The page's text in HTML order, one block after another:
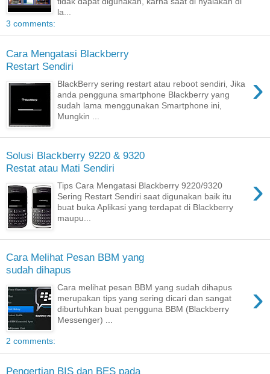
la...
3 comments:
Cara Mengatasi Blackberry
Restart Sendiri
›
BlackBerry sering restart atau reboot sendiri, Jika
anda pengguna smartphone Blackberry yang
sudah lama menggunakan Smartphone ini,
Mungkin ...
Solusi Blackberry 9220 & 9320
Restat atau Mati Sendiri
›
Tips Cara Mengatasi Blackberry 9220/9320
Sering Restart Sendiri saat digunakan baik itu
buat buka Aplikasi yang terdapat di Blackberry
maupu...
Cara Melihat Pesan BBM yang
sudah dihapus
›
Cara melihat pesan BBM yang sudah dihapus
merupakan tips yang sering dicari dan sangat
diburtuhkan buat pengguna BBM (Blackberry
Messenger) ...
2 comments:
Pengertian BIS dan BES pada